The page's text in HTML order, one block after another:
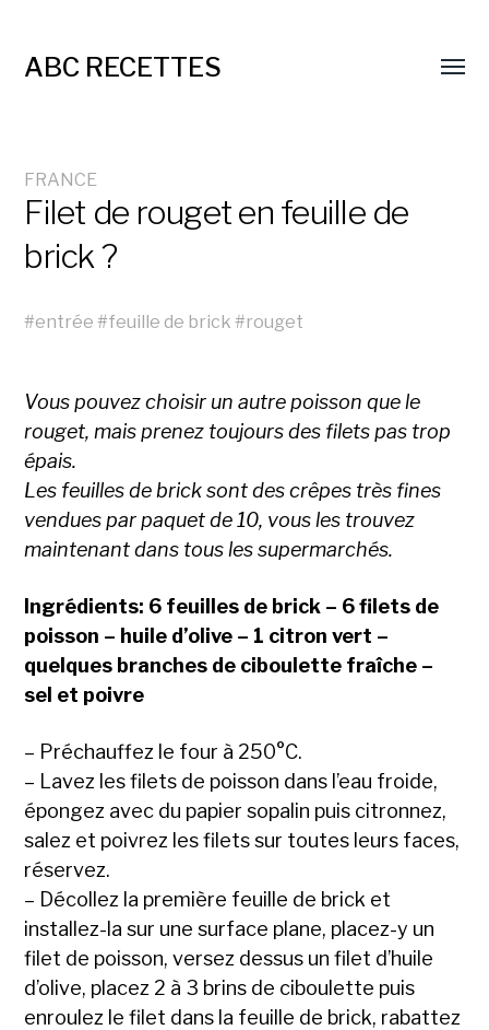
ABC RECETTES
FRANCE
Filet de rouget en feuille de
brick ?
#entrée #feuille de brick #rouget
Vous pouvez choisir un autre poisson que le
rouget, mais prenez toujours des filets pas trop
épais.
Les feuilles de brick sont des crêpes très fines
vendues par paquet de 10, vous les trouvez
maintenant dans tous les supermarchés.
Ingrédients: 6 feuilles de brick – 6 filets de
poisson – huile d’olive – 1 citron vert –
quelques branches de ciboulette fraîche –
sel et poivre
– Préchauffez le four à 250°C.
– Lavez les filets de poisson dans l’eau froide,
épongez avec du papier sopalin puis citronnez,
salez et poivrez les filets sur toutes leurs faces,
réservez.
– Décollez la première feuille de brick et
installez-la sur une surface plane, placez-y un
filet de poisson, versez dessus un filet d’huile
d’olive, placez 2 à 3 brins de ciboulette puis
enroulez le filet dans la feuille de brick, rabattez